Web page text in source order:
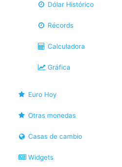
Dólar Histórico
Récords
Calculadora
Gráfica
Euro Hoy
Otras monedas
Casas de cambio
Widgets